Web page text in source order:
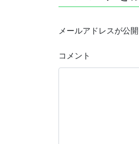
メールアドレスが公
コメント